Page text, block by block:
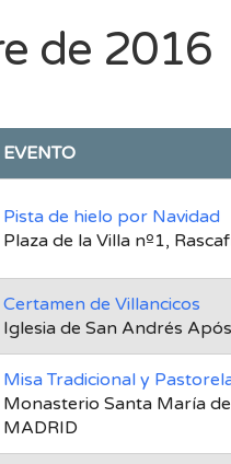
de 2016
EVENTO
Pista de hielo por Navidad
Plaza de la Villa nº1,
Certamen de Villancicos
Iglesia de San Andrés
Misa Tradicional y
Monasterio Santa María
MADRID